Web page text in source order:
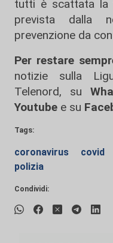
tutti è scattata la
prevista dalla
prevenzione da
Per restare
notizie sulla
Telenord, su
Youtube e su
Tags:
coronavirus covid
polizia
Condividi: